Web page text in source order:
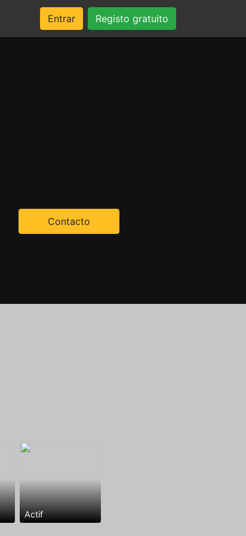
Entrar Registo gratuito
Contacto
Actif